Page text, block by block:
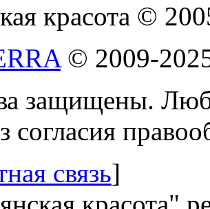
красота ©
© 2009-
защищены.
согласия
связь]